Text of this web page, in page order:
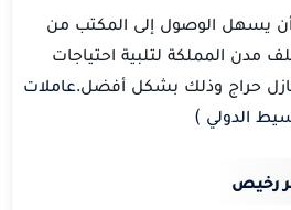
أن يسهل الوصول إلى المكتب من
مدن المملكة لتلبية احتياجات
حراج وذلك بشكل أفضل.عاملات
الدولي )
رخيص